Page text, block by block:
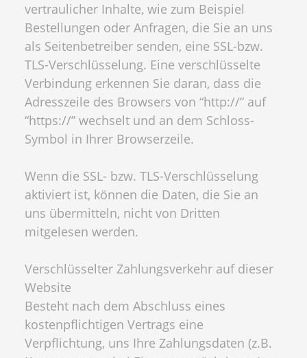
vertraulicher Inhalte, wie zum Beispiel
Bestellungen oder Anfragen, die Sie an uns
als Seitenbetreiber senden, eine SSL-bzw.
TLS-Verschlüsselung. Eine verschlüsselte
Verbindung erkennen Sie daran, dass die
Adresszeile des Browsers von “http://” auf
“https://” wechselt und an dem Schloss-
Symbol in Ihrer Browserzeile.
Wenn die SSL- bzw. TLS-Verschlüsselung
aktiviert ist, können die Daten, die Sie an
uns übermitteln, nicht von Dritten
mitgelesen werden.
Verschlüsselter Zahlungsverkehr auf dieser
Website
Besteht nach dem Abschluss eines
kostenpflichtigen Vertrags eine
Verpflichtung, uns Ihre Zahlungsdaten (z.B.